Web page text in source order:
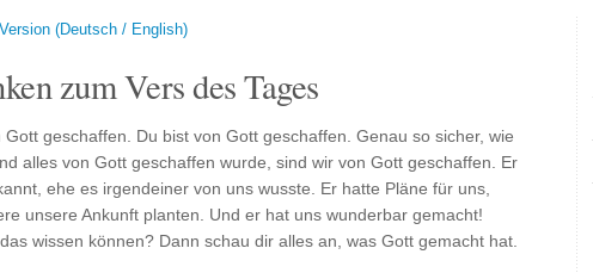
(Deutsch / English)
zum Vers des Tages
Gott geschaffen. Du bist von Gott geschaffen. Genau so sicher, wie
alles von Gott geschaffen wurde, sind wir von Gott geschaffen. Er
ehe es irgendeiner von uns wusste. Er hatte Pläne für uns,
unsere Ankunft planten. Und er hat uns wunderbar gemacht!
wissen können? Dann schau dir alles an, was Gott gemacht hat.